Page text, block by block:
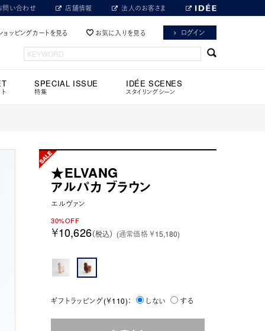
問い合わせ 店舗情報 法人のお客さま
ョッピングカートを見る お気に入りを見る ログイン
SPECIAL ISSUE
特集
IDÉE SCENES
スタイリングシーン
★ELVANG
アルパカ ブラウン
エルヴァン
30%OFF
￥10,626（税込） (通常価格 ￥15,180)
ギフトラッピング(￥110)： しない する